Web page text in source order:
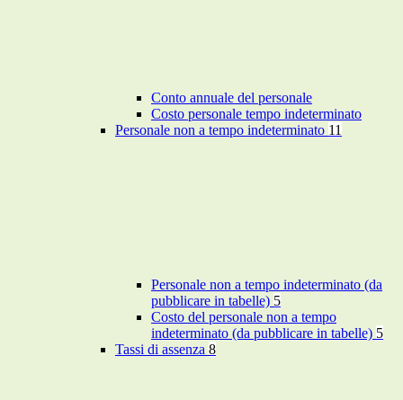
Conto annuale del personale
Costo personale tempo indeterminato
Personale non a tempo indeterminato 11
Personale non a tempo indeterminato (da
pubblicare in tabelle) 5
Costo del personale non a tempo
indeterminato (da pubblicare in tabelle) 5
Tassi di assenza 8